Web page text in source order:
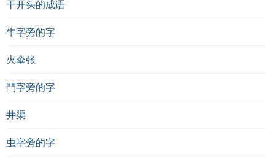
干开头的成语
牛字旁的字
火伞张
鬥字旁的字
井渠
虫字旁的字